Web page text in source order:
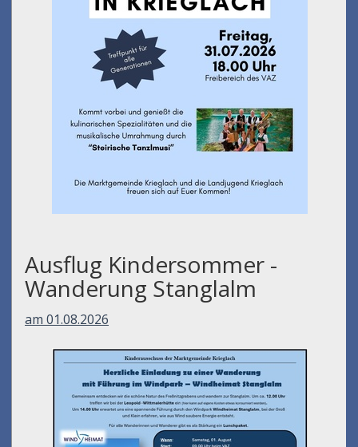
Ausflug Kindersommer -
Wanderung Stanglalm
am 01.08.2026